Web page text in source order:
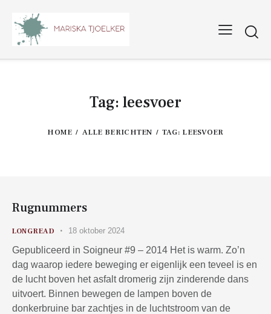
Tag: leesvoer
HOME ALLE BERICHTEN TAG: LEESVOER
Rugnummers
LONGREAD 18 oktober 2024
Gepubliceerd in Soigneur #9 – 2014 Het is warm. Zo’n
dag waarop iedere beweging er eigenlijk een teveel is en
de lucht boven het asfalt dromerig zijn zinderende dans
uitvoert. Binnen bewegen de lampen boven de
donkerbruine bar zachtjes in de luchtstroom van de